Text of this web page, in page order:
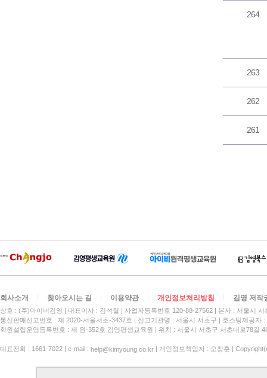
264
263
262
261
회사소개 찾아오시는 길 이용약관 개인정보처리방침 김영 저작
상호 : (주)아이비김영 대표이사 : 김석철 사업자등록번호 120-88-27562
본사 : 서울시
통신판매신고번호 : 제 2020-서울서초-3437호
신고기관명 : 서울시 서초구
호스팅제공자
학원설립운영등록번호 : 제 원-352호 김영평생교육원 | 위치 : 서울시 서초구 서초대로78길
대표전화 : 1661-7022 | e-mail : help@kimyoung.co.kr | 개인정보책임자 : 오창훈 |